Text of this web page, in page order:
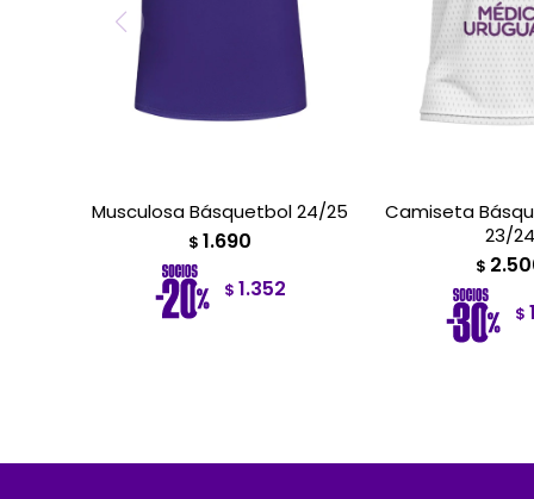
Musculosa Básquetbol 24/25
$ 1.690
$ 1.352
Camiseta
23/
$
$